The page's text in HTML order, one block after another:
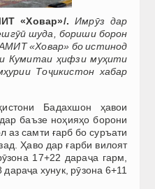
«Ховар»/. Имрӯз дар
шуда, бориши борон
«Ховар» бо истинод
Кумитаи ҳифзи муҳити
Тоҷикистон хабар
Бадахшон ҳавои
баъзе ноҳияҳо борони
самти ғарб бо суръати
Ҳаво дар ғарби вилоят
17+22 дараҷа гарм,
хунук, рӯзона 6+11